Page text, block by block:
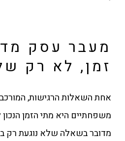
מעבר עסק
זמן, לא רק
אחת השאלות הרגישות,
משפחתיים היא מתי הזמן
מדובר בשאלה שלא נוגעת רק